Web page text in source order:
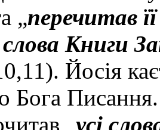
„перечитав
Книги
Йосія
Бога
„усі